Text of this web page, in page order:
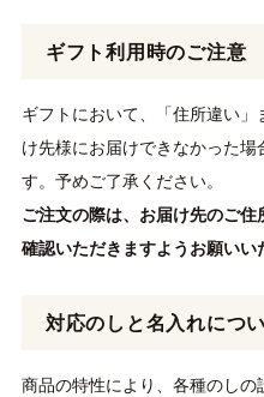
ギフト利用時のご注意
ギフトにおいて、「住所違い
け先様にお届けできなかった
す。予めご了承ください。
ご注文の際は、お届け先のご
確認いただきますようお願いい
対応のしと名入れにつ
商品の特性により、各種のし